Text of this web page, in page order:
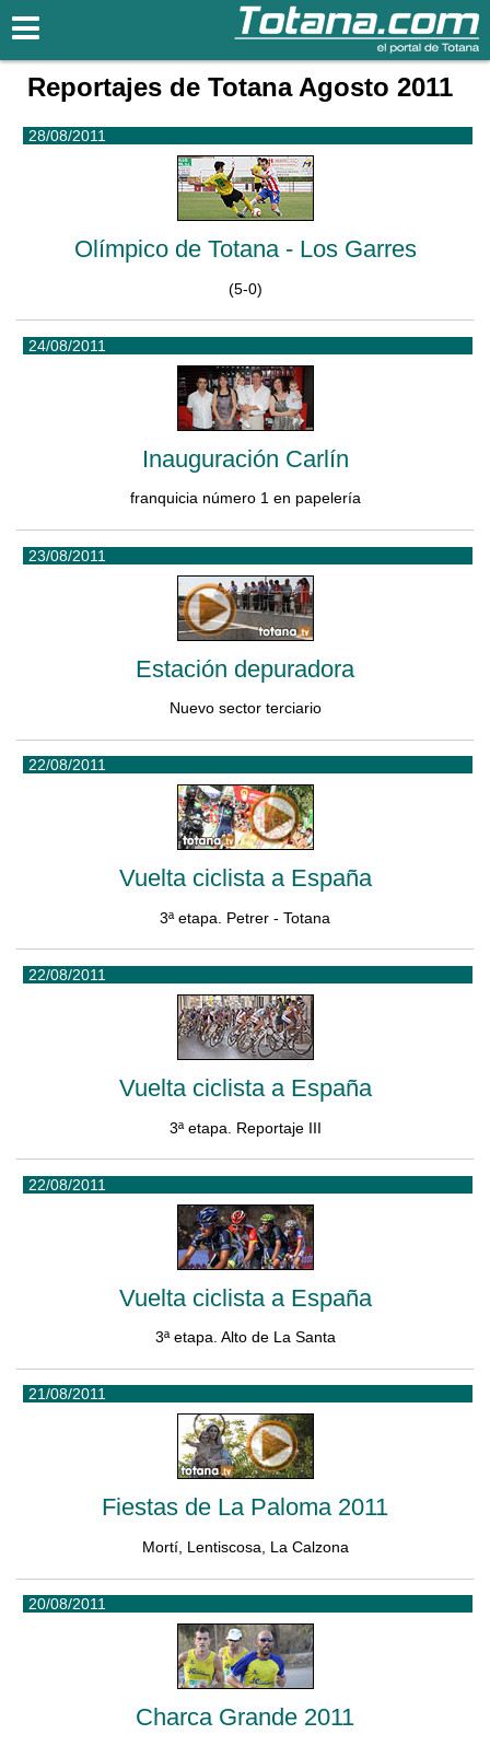
Reportajes de Totana Agosto 2011
28/08/2011
Olímpico de Totana - Los Garres
(5-0)
24/08/2011
Inauguración Carlín
franquicia número 1 en papelería
23/08/2011
Estación depuradora
Nuevo sector terciario
22/08/2011
Vuelta ciclista a España
3ª etapa. Petrer - Totana
22/08/2011
Vuelta ciclista a España
3ª etapa. Reportaje III
22/08/2011
Vuelta ciclista a España
3ª etapa. Alto de La Santa
21/08/2011
Fiestas de La Paloma 2011
Mortí, Lentiscosa, La Calzona
20/08/2011
Charca Grande 2011